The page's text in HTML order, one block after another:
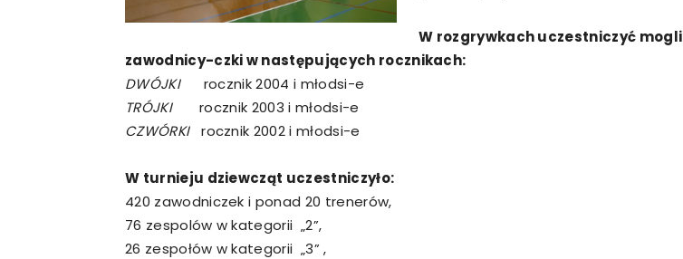
W rozgrywkach uczestniczyć mogli
zawodnicy-czki w następujących rocznikach:
DWÓJKIrocznik 2004 i młodsi-e
TRÓJKIrocznik 2003 i młodsi-e
CZWÓRKI rocznik 2002 i młodsi-e
W turnieju dziewcząt uczestniczyło:
420 zawodniczek i ponad 20 trenerów,
76 zespolów w kategorii „2”,
26 zespołów w kategorii „3” ,